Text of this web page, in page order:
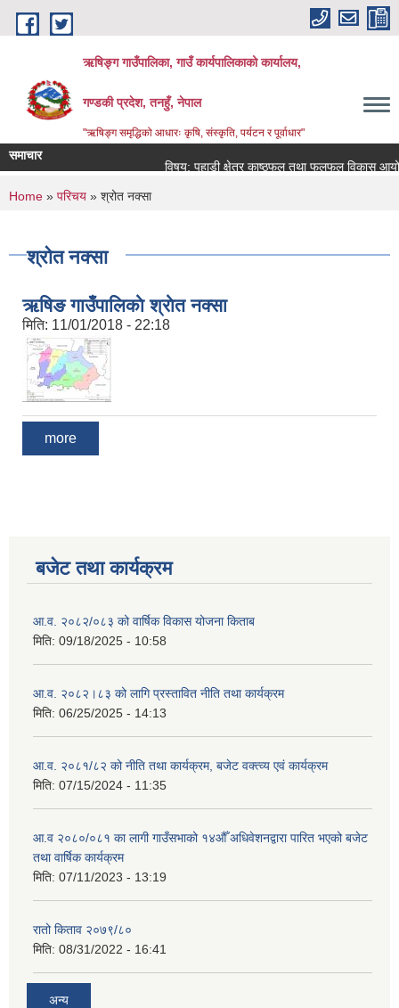
Skip to main content
ऋषिङ्ग गाउँपालिका, गाउँ कार्यपालिकाको कार्यालय,
गण्डकी प्रदेश, तनहुँ, नेपाल
"ऋषिङ्ग समृद्धिको आधारः कृषि, संस्कृति, पर्यटन र पूर्वाधार"
समाचार
विषय: पहाडी क्षेत्र काष्ठफल तथा फलफूल विकास
You are here
Home » परिचय » श्रोत नक्सा
श्रोत नक्सा
ऋषिङ गाउँपालिकाे श्राेत नक्सा
मिति: 11/01/2018 - 22:18
more
बजेट तथा कार्यक्रम
आ.व. २०८२/०८३ को वार्षिक विकास योजना किताब
मिति: 09/18/2025 - 10:58
आ.व. २०८२।८३ को लागि प्रस्तावित नीति तथा कार्यक्रम
मिति: 06/25/2025 - 14:13
आ.व. २०८१/८२ को नीति तथा कार्यक्रम, बजेट वक्त्व्य एवं कार्यक्रम
मिति: 07/15/2024 - 11:35
आ.व २०८०/०८१ का लागी गाउँसभाको १४औँ अधिवेशनद्वारा पारित भएको बजेट
तथा वार्षिक कार्यक्रम
मिति: 07/11/2023 - 13:19
रातो किताव २०७९/८०
मिति: 08/31/2022 - 16:41
अन्य